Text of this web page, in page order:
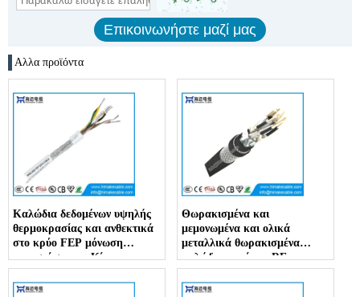
Αλλα προϊόντα
Καλώδια δεδομένων υψηλής
θερμοκρασίας και ανθεκτικά
στο κρύο FEP μόνωση
εργοστάσιο της Κίνας
Θωρακισμένα και
μεμονωμένα και ολικά
μεταλλικά θωρακισμένα
καλώδια οργάνων RE-
2Y(St)CY PiMF με εξωτερικό
περίβλημα επιβραδυντικό